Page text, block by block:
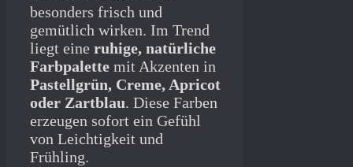
besonders frisch und
gemütlich wirken. Im Trend
liegt eine ruhige, natürliche
Farbpalette mit Akzenten in
Pastellgrün, Creme, Apricot
oder Zartblau. Diese Farben
erzeugen sofort ein Gefühl
von Leichtigkeit und
Frühling.